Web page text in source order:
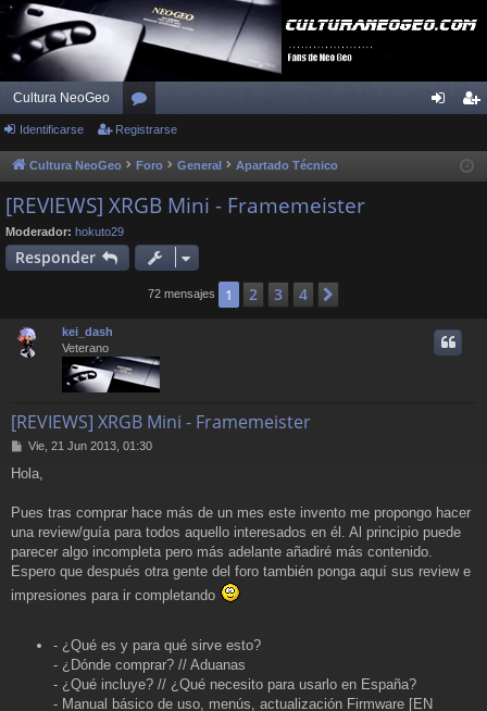
Cultura NeoGeo
or
os ist
Identificarse Registrarse
Cultura NeoGeo Foro General Apartado Técnico
[REVIEWS] XRGB Mini - Framemeister
Moderador: hokuto29
Responder
72 mensajes 1 2 3 4
kei_dash
Veterano
[REVIEWS] XRGB Mini - Framemeister
M
n
a
Vie, 21 Jun 2013, 01:30
Hola,
Pues tras comprar hace más de un mes este invento me propongo hacer
una review/guía para todos aquello interesados en él. Al principio puede
parecer algo incompleta pero más adelante añadiré más contenido.
Espero que después otra gente del foro también ponga aquí sus review e
impresiones para ir completando
- ¿Qué es y para qué sirve esto?
- ¿Dónde comprar? // Aduanas
- ¿Qué incluye? // ¿Qué necesito para usarlo en España?
- Manual básico de uso, menús, actualización Firmware [EN